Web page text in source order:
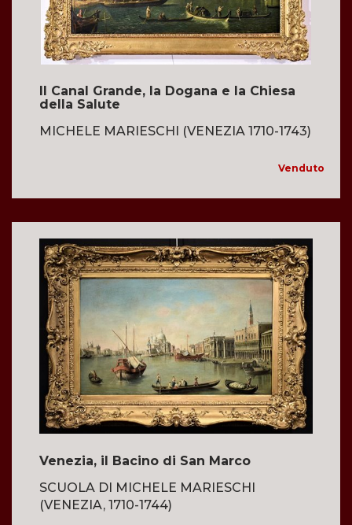
Il Canal Grande, la Dogana e la Chiesa
della Salute
MICHELE MARIESCHI (VENEZIA 1710-1743)
Venduto
Venezia, il Bacino di San Marco
SCUOLA DI MICHELE MARIESCHI
(VENEZIA, 1710-1744)